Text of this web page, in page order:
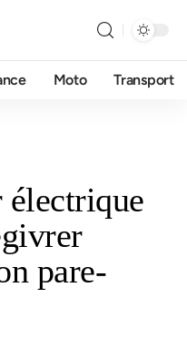
Moto Transport
pare-